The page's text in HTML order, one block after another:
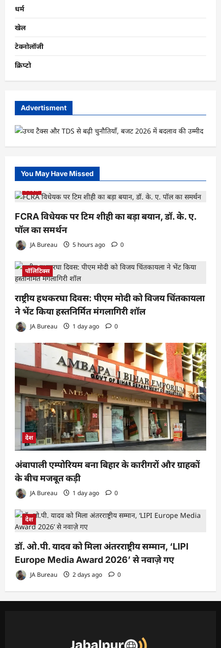
धर्म
खेल
टेक्नोलॉजी
क्रिप्टो
Advertisment
You May Have Missed
विदेश
FCRA विधेयक पर टिम शीही का बड़ा बयान, डॉ. के. ए.
पॉल का समर्थन
JA Bureau 5 hours ago 0
पॉलिटिक्स
राष्ट्रीय हथकरघा दिवस: पीएम मोदी को विजय चिंतकायला
ने भेंट किया हस्तनिर्मित मंगलागिरी शॉल
JA Bureau 1 day ago 0
देश
अंबापाली एम्पोरियम बना बिहार के कारीगरों और ग्राहकों
के बीच मजबूत कड़ी
JA Bureau 1 day ago 0
देश
डॉ. ओ.पी. यादव को मिला अंतरराष्ट्रीय सम्मान, ‘LIPI
Europe Media Award 2026’ से नवाज़े गए
JA Bureau 2 days ago 0